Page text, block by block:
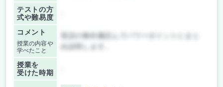
テストの方
式や難易度
コメント
授業の内容や
学べたこと
英語の教科書読んでパワーポイントにまと
授業を
受けた時期